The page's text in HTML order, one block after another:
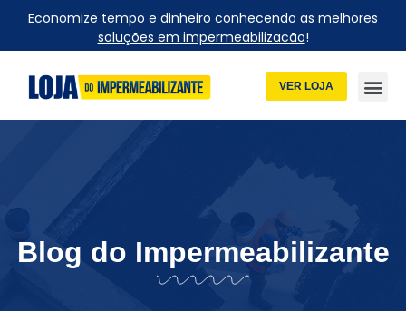
Economize tempo e dinheiro conhecendo as melhores
soluções em impermeabilizacão!
VER LOJA
Blog do Impermeabilizante